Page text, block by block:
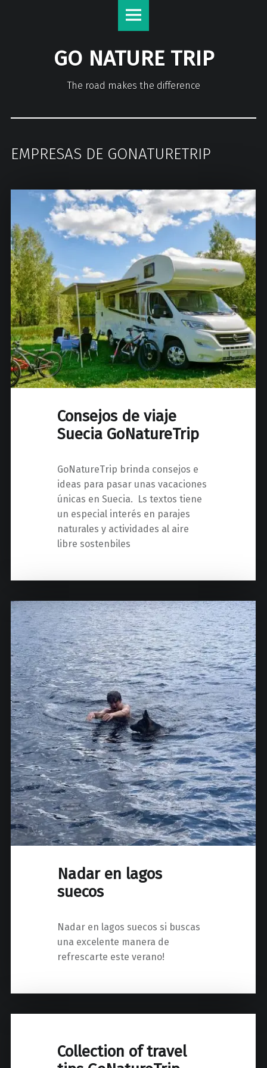
GO NATURE TRIP
The road makes the difference
EMPRESAS DE GONATURETRIP
Consejos de viaje
Suecia GoNatureTrip
GoNatureTrip brinda consejos e
ideas para pasar unas vacaciones
únicas en Suecia. Ls textos tiene
un especial interés en parajes
naturales y actividades al aire
libre sostenbiles
Nadar en lagos
suecos
Nadar en lagos suecos si buscas
una excelente manera de
refrescarte este verano!
Collection of travel